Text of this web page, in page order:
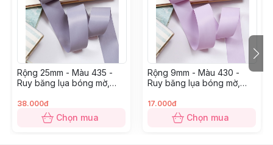
Rộng 25mm - Màu 435 -
Ruy băng lụa bóng mờ,
38.000đ
Chọn mua
Rộng 9mm - Màu 430 -
Ruy băng lụa bóng mờ,
17.000đ
Chọn mua